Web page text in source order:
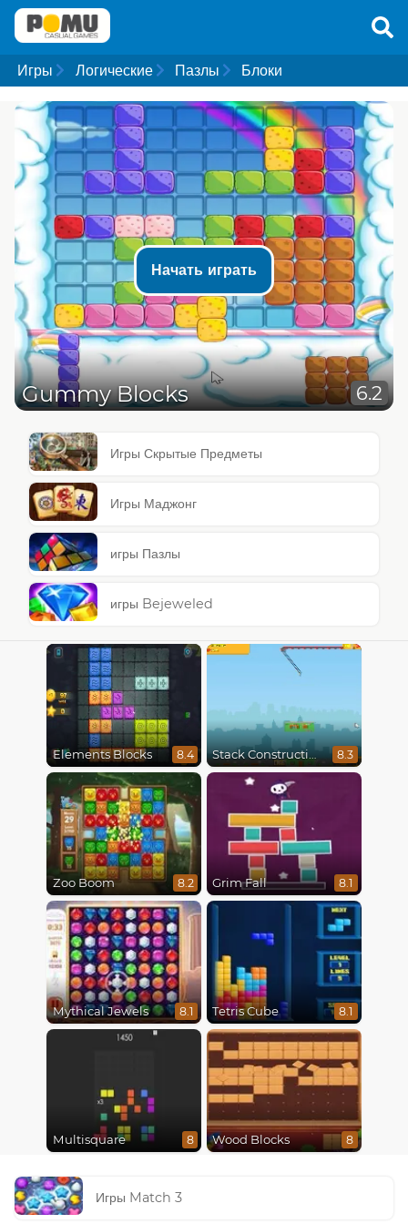
Игры Логические Пазлы Блоки
Начать играть
Gummy Blocks 6.2
Игры Скрытые Предметы
Игры Маджонг
игры Пазлы
игры Bejeweled
Elements Blocks 8.4 Stack Construction 8.3
Zoo Boom 8.2 Grim Fall 8.1
Mythical Jewels 8.1 Tetris Cube 8.1
Multisquare 8 Wood Blocks 8
Игры Match 3